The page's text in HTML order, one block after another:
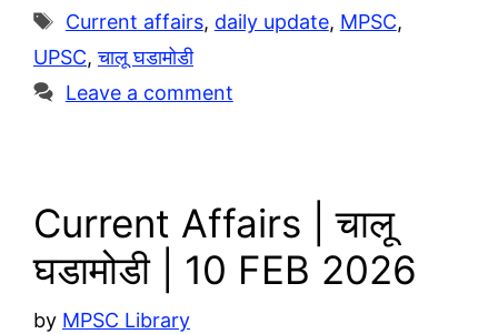
r
a
m
s
A
p
y
L
i
a
r
e
Tags
Current affairs, daily update, MPSC,
UPSC,चालू घडामोडी
Leave a comment
Current Affairs | चालू
घडामोडी | 10 FEB 2026
by MPSC Library